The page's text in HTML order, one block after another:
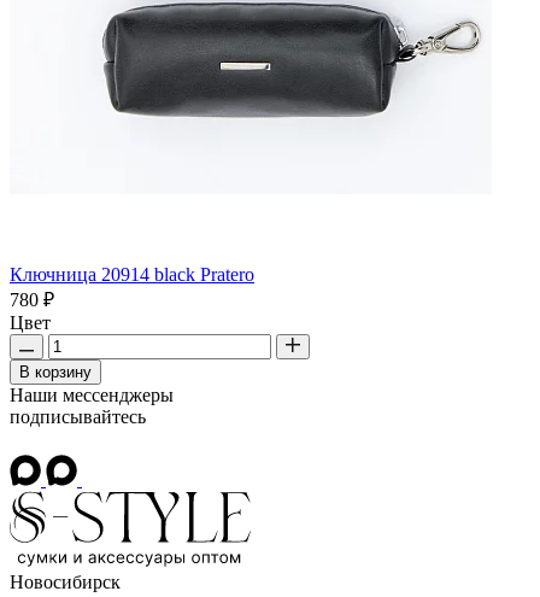
Ключница 20914 black Pratero
780 ₽
Цвет
В корзину
Наши мессенджеры
подписывайтесь
Новосибирск